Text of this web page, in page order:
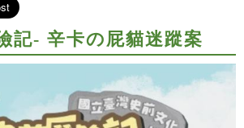
記- 辛卡の屁貓迷蹤案